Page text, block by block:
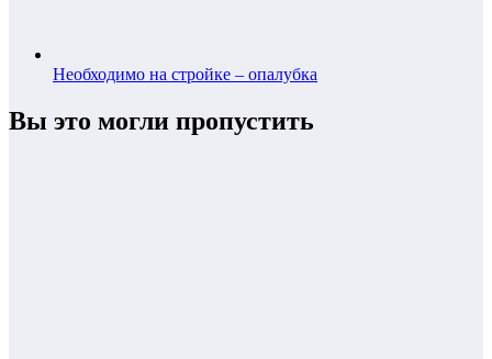
Необходимо на стройке – опалубка
Вы это могли пропустить